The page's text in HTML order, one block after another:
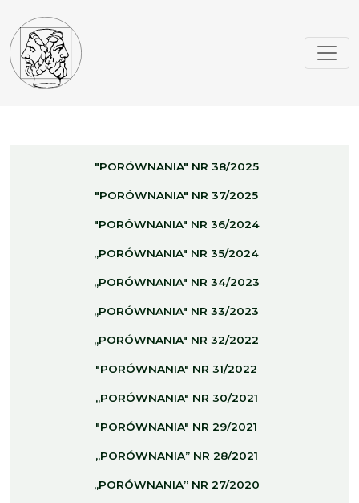
"PORÓWNANIA" NR 38/2025
"PORÓWNANIA" NR 37/2025
"PORÓWNANIA" NR 36/2024
„PORÓWNANIA" NR 35/2024
„PORÓWNANIA" NR 34/2023
„PORÓWNANIA" NR 33/2023
„PORÓWNANIA" NR 32/2022
"PORÓWNANIA" NR 31/2022
„PORÓWNANIA" NR 30/2021
"PORÓWNANIA" NR 29/2021
„PORÓWNANIA” NR 28/2021
„PORÓWNANIA” NR 27/2020